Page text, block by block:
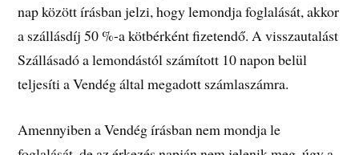
nap között írásban jelzi, hogy lemondja foglalását, akkor
a szállásdíj 50 %-a kötbérként fizetendő. A visszautalást
Szállásadó a lemondástól számított 10 napon belül
teljesíti a Vendég által megadott számlaszámra.
Amennyiben a Vendég írásban nem mondja le